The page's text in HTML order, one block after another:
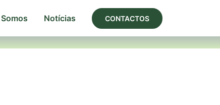
Notícias CONTACTOS